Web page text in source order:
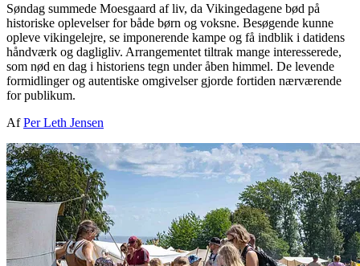
Søndag summede Moesgaard af liv, da Vikingedagene bød på
historiske oplevelser for både børn og voksne. Besøgende kunne
opleve vikingelejre, se imponerende kampe og få indblik i datidens
håndværk og dagligliv. Arrangementet tiltrak mange interesserede,
som nød en dag i historiens tegn under åben himmel. De levende
formidlinger og autentiske omgivelser gjorde fortiden nærværende
for publikum.
AfPer Leth Jensen